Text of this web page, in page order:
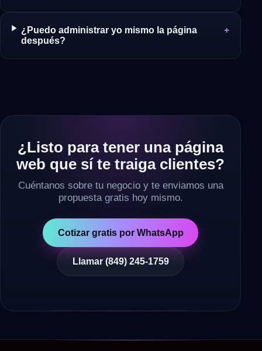
¿Puedo administrar yo mismo la página
después?
¿Listo para tener una página
web que sí te traiga clientes?
Cuéntanos sobre tu negocio y te enviamos una
propuesta gratis hoy mismo.
Cotizar gratis por WhatsApp
Llamar (849) 245-1759